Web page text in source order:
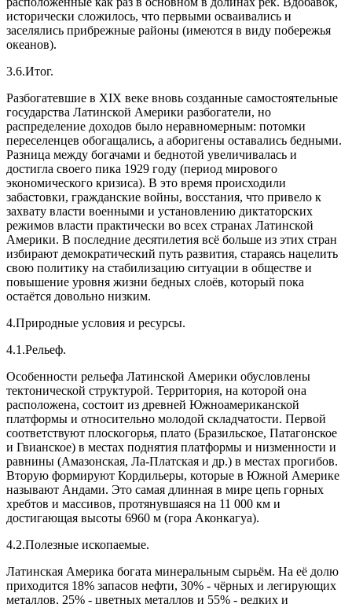
исторически сложилось, что первыми осваивались и
заселялись прибрежные районы (имеются в виду побережья
океанов).
3.6.Итог.
Разбогатевшие в XIX веке вновь созданные самостоятельные
государства Латинской Америки разбогатели, но
распределение доходов было неравномерным: потомки
переселенцев обогащались, а аборигены оставались бедными.
Разница между богачами и беднотой увеличивалась и
достигла своего пика 1929 году (период мирового
экономического кризиса). В это время происходили
забастовки, гражданские войны, восстания, что привело к
захвату власти военными и установлению диктаторских
режимов власти практически во всех странах Латинской
Америки. В последние десятилетия всё больше из этих стран
избирают демократический путь развития, стараясь нацелить
свою политику на стабилизацию ситуации в обществе и
повышение уровня жизни бедных слоёв, который пока
остаётся довольно низким.
4.Природные условия и ресурсы.
4.1.Рельеф.
Особенности рельефа Латинской Америки обусловлены
тектонической структурой. Территория, на которой она
расположена, состоит из древней Южноамериканской
платформы и относительно молодой складчатости. Первой
соответствуют плоскогорья, плато (Бразильское, Патагонское
и Гвианское) в местах поднятия платформы и низменности и
равнины (Амазонская, Ла-Платская и др.) в местах прогибов.
Вторую формируют Кордильеры, которые в Южной Америке
называют Андами. Это самая длинная в мире цепь горных
хребтов и массивов, протянувшаяся на 11 000 км и
достигающая высоты 6960 м (гора Аконкагуа).
4.2.Полезные ископаемые.
Латинская Америка богата минеральным сырьём. На её долю
приходится 18% запасов нефти, 30% - чёрных и легирующих
металлов, 25% - цветных металлов и 55% - редких и